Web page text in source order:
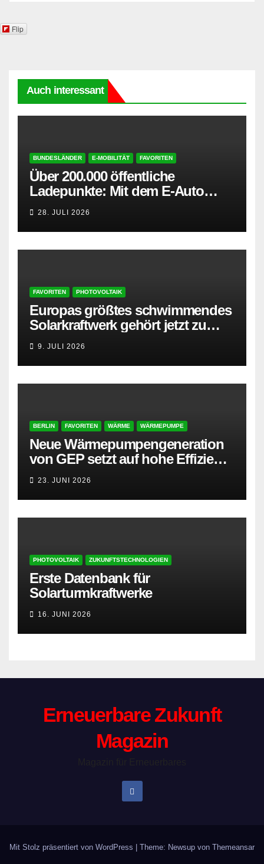
Flip
Auch interessant
BUNDESLÄNDER E-MOBILITÄT FAVORITEN
Über 200.000 öffentliche
Ladepunkte: Mit dem E-Auto
entspannt in den Sommerurlaub
28. JULI 2026
FAVORITEN PHOTOVOLTAIK
Europas größtes schwimmendes
Solarkraftwerk gehört jetzt zu
AMPYR
9. JULI 2026
BERLIN FAVORITEN WÄRME WÄRMEPUMPE
Neue Wärmepumpengeneration
von GEP setzt auf hohe Effizienz
und besonders leisen Betrieb
23. JUNI 2026
PHOTOVOLTAIK ZUKUNFTSTECHNOLOGIEN
Erste Datenbank für
Solarturmkraftwerke
16. JUNI 2026
Erneuerbare Zukunft
Magazin
Mit Stolz präsentiert von WordPress Theme: Newsup von Themeansar